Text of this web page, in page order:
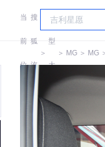
当
前
位
搜
狐
汽
车
＞
车
型
大
全
＞ MG ＞ MG